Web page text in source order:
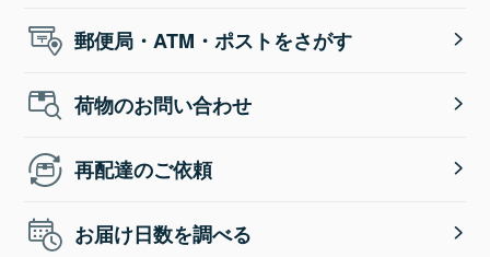
郵便局・ATM・ポストをさがす
荷物のお問い合わせ
再配達のご依頼
お届け日数を調べる